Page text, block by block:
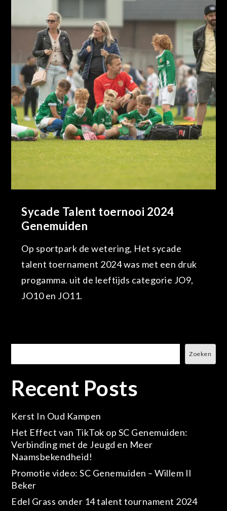
Sycade Talent toernooi 2024
Genemuiden
Op sportpark de wetering, Het sycade
talent toernament 2024 was met een druk
progamma. uit de leeftijds categorie JO9,
JO10 en JO11.
Zoeken
Recent Posts
Kerst In Oud Kampen
Het Effect van TikTok op SC Genemuiden:
Verbinding met de Jeugd en Meer
Naamsbekendheid!
Promotie video: SC Genemuiden – Willem II
Beker
Edel Grass onder 14 talent tournament 2024